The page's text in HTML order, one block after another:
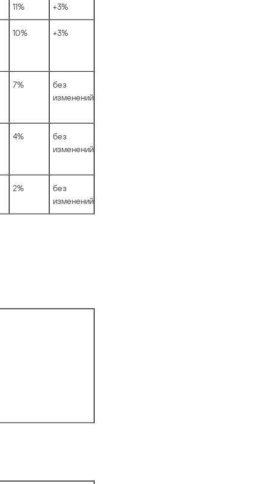
11% +3%
10% +3%
7%
без
изменений
4%
без
изменений
2%
без
изменений